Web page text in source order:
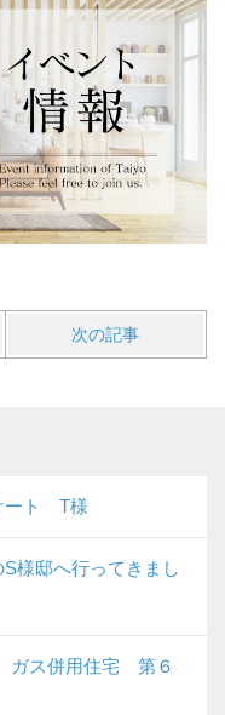
次の記事
ート T様
様邸へ行ってきまし
ス併用住宅 第６